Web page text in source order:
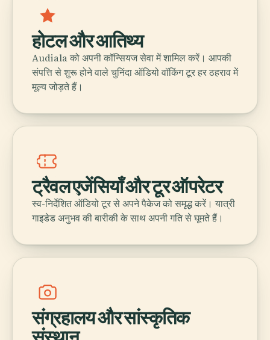
होटल और आतिथ्य
Audiala को अपनी कॉन्सियज सेवा में शामिल करें। आपकी
संपत्ति से शुरू होने वाले चुनिंदा ऑडियो वॉकिंग टूर हर ठहराव में
मूल्य जोड़ते हैं।
ट्रैवल एजेंसियाँ और टूर ऑपरेटर
स्व-निर्देशित ऑडियो टूर से अपने पैकेज को समृद्ध करें। यात्री
गाइडेड अनुभव की बारीकी के साथ अपनी गति से घूमते हैं।
संग्रहालय और सांस्कृतिक